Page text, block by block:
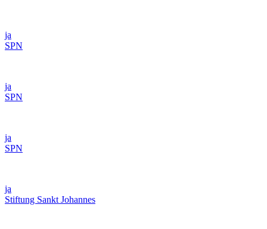
ja
SPN
ja
SPN
ja
SPN
ja
Stiftung Sankt Johannes